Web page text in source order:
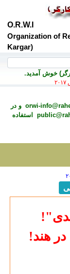
O.R.W.I
Organization of
Kargar)
خوش آمديد.
orwi- و در
استفاده
در هند!